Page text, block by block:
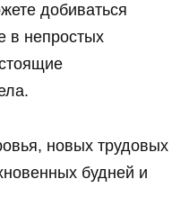
добиваться
в непростых
новых трудовых
будней и